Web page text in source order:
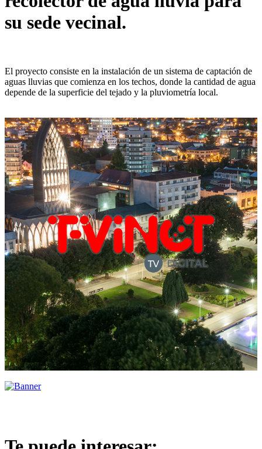
su sede vecinal.
El proyecto consiste en la instalación de un sistema de captación de
aguas lluvias que comienza en los techos, donde la cantidad de agua
depende de la superficie del tejado y la pluviometría local.